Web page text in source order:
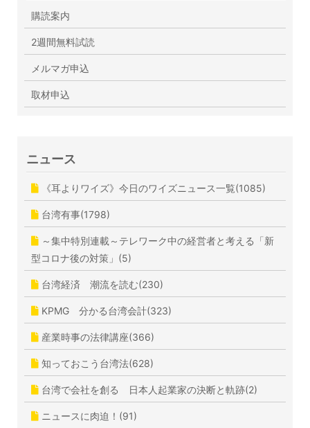
購読案内
2週間無料試読
メルマガ申込
取材申込
ニュース
《耳よりワイズ》今日のワイズニュース一覧(1085)
台湾有事(1798)
～集中特別連載～テレワーク中の経営者と考える「新
型コロナ後の対策」(5)
台湾経済 潮流を読む(230)
KPMG 分かる台湾会計(323)
産業時事の法律講座(366)
知っておこう台湾法(628)
台湾で会社を創る 日本人起業家の決断と軌跡(2)
ニュースに肉迫！(91)